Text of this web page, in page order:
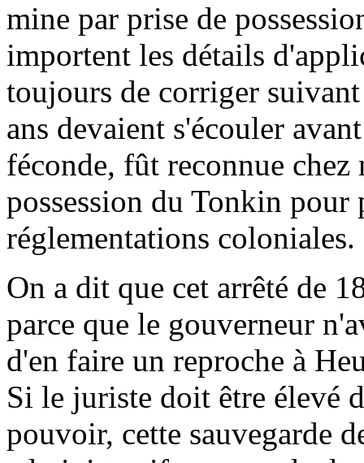
mine par prise de
importent les détails
toujours de corriger
ans devaient s'écouler
féconde, fût reconnue
possession du Tonkin pour
réglementations coloniales.
On a dit que cet arrêté de
parce que le gouverneur
d'en faire un reproche à
Si le juriste doit être élevé
pouvoir, cette sauvegarde